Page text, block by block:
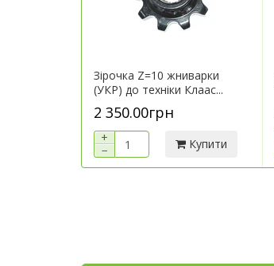
Зірочка Z=10 жниварки
(УКР) до техніки Клаас...
2 350.00грн
+
−
Купити